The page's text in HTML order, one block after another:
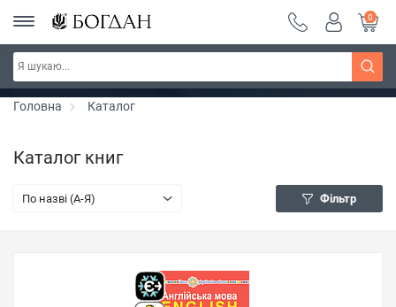
РОЗПРОДАЖ ~ 150 грн ~ 200 грн ~ 250 грн ~
300 грн ~ РОЗПРОДАЖ
Дізнатись більше
0
Головна Каталог
Каталог книг
По назві (A-Я) Фільтр